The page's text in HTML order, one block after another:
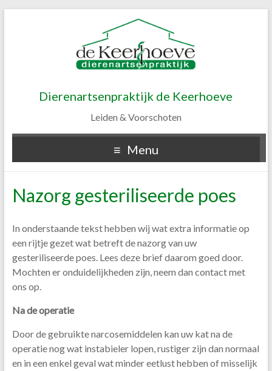
Dierenartsenpraktijk de Keerhoeve
Leiden & Voorschoten
Menu
Nazorg gesteriliseerde poes
In onderstaande tekst hebben wij wat extra informatie op
een rijtje gezet wat betreft de nazorg van uw
gesteriliseerde poes. Lees deze brief daarom goed door.
Mochten er onduidelijkheden zijn, neem dan contact met
ons op.
Na de operatie
Door de gebruikte narcosemiddelen kan uw kat na de
operatie nog wat instabieler lopen, rustiger zijn dan normaal
en in een enkel geval wat minder eetlust hebben of misselijk